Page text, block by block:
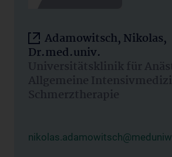
Adamowitsch, Nikolas,
Dr.med.univ.
Universitätsklinik für
Allgemeine
Schmerztherapie